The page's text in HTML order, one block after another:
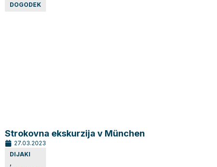
DOGODEK
Strokovna ekskurzija v München
27.03.2023
DIJAKI
,